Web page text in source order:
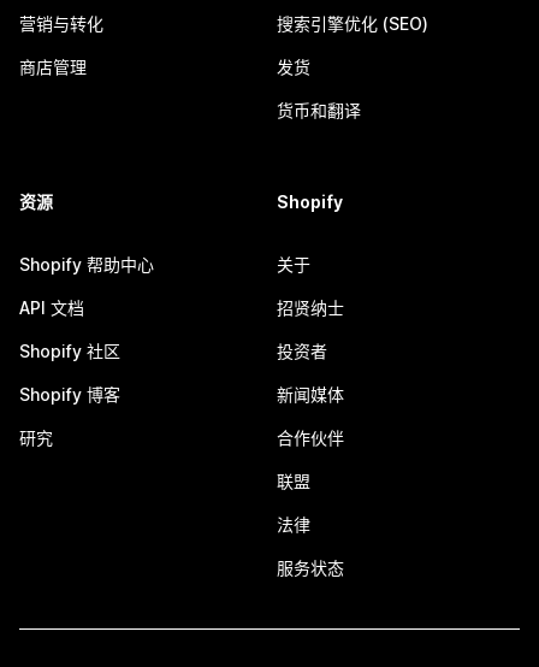
营销与转化
商店管理
搜索引擎优化 (SEO)
发货
货币和翻译
资源
Shopify 帮助中心
API 文档
Shopify 社区
Shopify 博客
研究
Shopify
关于
招贤纳士
投资者
新闻媒体
合作伙伴
联盟
法律
服务状态